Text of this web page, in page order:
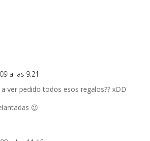
a las 9:21
ver pedido todos esos regalos?? xDD
😉